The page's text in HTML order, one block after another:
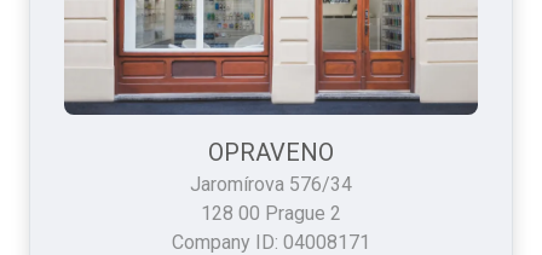
OPRAVENO
Jaromírova 576/34
128 00 Prague 2
Company ID: 04008171